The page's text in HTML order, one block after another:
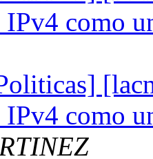
IPv4 como
IPv4 como